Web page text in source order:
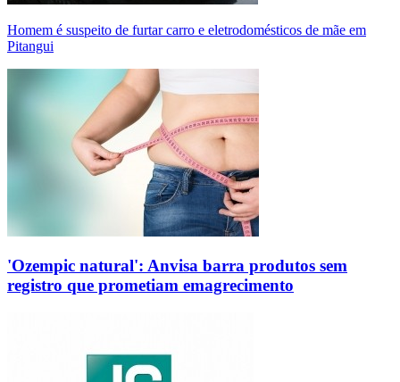
Homem é suspeito de furtar carro e eletrodomésticos de mãe em
Pitangui
'Ozempic natural': Anvisa barra produtos sem
registro que prometiam emagrecimento